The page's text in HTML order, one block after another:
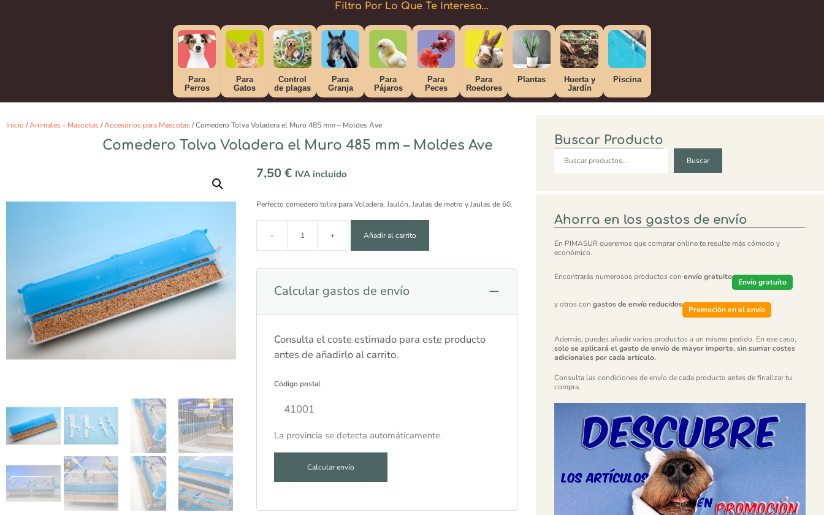
Filtra Por Lo Que Te Interesa...
Para
Perros
Para
Gatos
Control
de plagas
Para
Granja
Para
Pájaros
Para
Peces
Para
Roedores
Plantas
Huerta y
Jardín
Piscina
Inicio /Animales - Mascotas/Accesorios para Mascotas/ Comedero Tolva Voladera el Muro 485 mm – Moldes Ave
Comedero Tolva Voladera el Muro 485 mm – Moldes Ave
7,50€ IVA incluido
Perfecto comedero tolva para Voladera, Jaulón, Jaulas de metro y Jaulas de 60.
-
Comedero Tolva Voladera el Muro 485 mm – Moldes Ave cantidad
+ Añadir al carrito
Calcular gastos de envío
Consulta el coste estimado para este producto
antes de añadirlo al carrito.
Código postal
La provincia se detecta automáticamente.
Calcular envío
Buscar Producto
Buscar
Ahorra en los gastos de envío
En PIMASUR queremos que comprar online te resulte más cómodo y
económico.
Encontrarás numerosos productos con envío gratuito
Envío gratuito
y otros con gastos de envío reducidos
Promoción en el envío
Además, puedes añadir varios productos a un mismo pedido. En ese caso,
solo se aplicará el gasto de envío de mayor importe, sin sumar costes
adicionales por cada artículo.
Consulta las condiciones de envío de cada producto antes de finalizar tu
compra.